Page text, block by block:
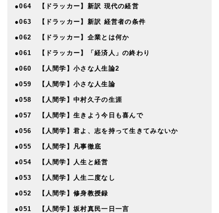
●064 【ドラッカー】新訳 現代の経営
●063 【ドラッカー】新訳 経営者の条件
●062 【ドラッカー】企業とは何か
●061 【ドラッカー】「経済人」の終わり
●060 【人間学】小さな人生論2
●059 【人間学】小さな人生論
●058 【人間学】中村久子の生涯
●057 【人間学】生きよう今日も喜んで
●056 【人間学】君よ、志を持って生きてみないか
●055 【人間学】凡事徹底
●054 【人間学】人生と経営
●053 【人間学】人生二度なし
●052 【人間学】修身教授録
●051 【人間学】坂村真民一日一言